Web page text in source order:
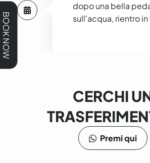
BOOK NOW
dopo una bella
sull'acqua, rientro
CERCHI
Premi qui